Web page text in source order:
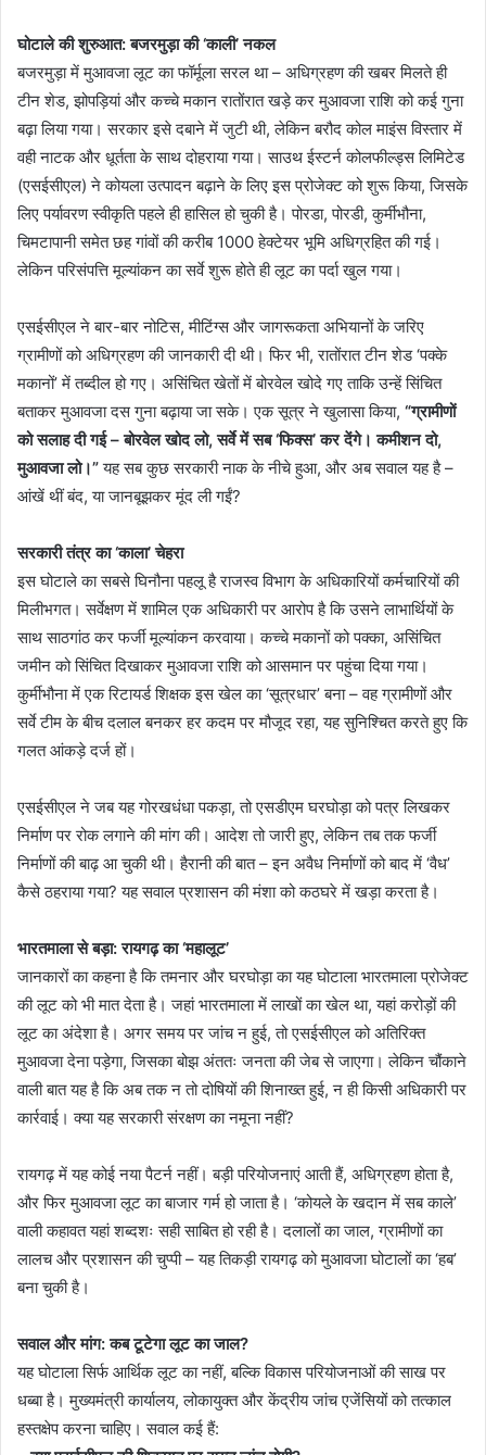
घोटाले की शुरुआत: बजरमुड़ा की ‘काली’ नकल
बजरमुड़ा में मुआवजा लूट का फॉर्मूला सरल था – अधिग्रहण की खबर मिलते ही
टीन शेड, झोपड़ियां और कच्चे मकान रातोंरात खड़े कर मुआवजा राशि को कई गुना
बढ़ा लिया गया। सरकार इसे दबाने में जुटी थी, लेकिन बरौद कोल माइंस विस्तार में
वही नाटक और धूर्तता के साथ दोहराया गया। साउथ ईस्टर्न कोलफील्ड्स लिमिटेड
(एसईसीएल) ने कोयला उत्पादन बढ़ाने के लिए इस प्रोजेक्ट को शुरू किया, जिसके
लिए पर्यावरण स्वीकृति पहले ही हासिल हो चुकी है। पोरडा, पोरडी, कुर्मीभौना,
चिमटापानी समेत छह गांवों की करीब 1000 हेक्टेयर भूमि अधिग्रहित की गई।
लेकिन परिसंपत्ति मूल्यांकन का सर्वे शुरू होते ही लूट का पर्दा खुल गया।
एसईसीएल ने बार-बार नोटिस, मीटिंग्स और जागरूकता अभियानों के जरिए
ग्रामीणों को अधिग्रहण की जानकारी दी थी। फिर भी, रातोंरात टीन शेड ‘पक्के
मकानों’ में तब्दील हो गए। असिंचित खेतों में बोरवेल खोदे गए ताकि उन्हें सिंचित
बताकर मुआवजा दस गुना बढ़ाया जा सके। एक सूत्र ने खुलासा किया, “ग्रामीणों
को सलाह दी गई – बोरवेल खोद लो, सर्वे में सब ‘फिक्स’ कर देंगे। कमीशन दो,
मुआवजा लो।”यह सब कुछ सरकारी नाक के नीचे हुआ, और अब सवाल यह है –
आंखें थीं बंद, या जानबूझकर मूंद ली गईं?
सरकारी तंत्र का ‘काला’ चेहरा
इस घोटाले का सबसे घिनौना पहलू है राजस्व विभाग के अधिकारियों कर्मचारियों की
मिलीभगत। सर्वेक्षण में शामिल एक अधिकारी पर आरोप है कि उसने लाभार्थियों के
साथ साठगांठ कर फर्जी मूल्यांकन करवाया। कच्चे मकानों को पक्का, असिंचित
जमीन को सिंचित दिखाकर मुआवजा राशि को आसमान पर पहुंचा दिया गया।
कुर्मीभौना में एक रिटायर्ड शिक्षक इस खेल का ‘सूत्रधार’ बना – वह ग्रामीणों और
सर्वे टीम के बीच दलाल बनकर हर कदम पर मौजूद रहा, यह सुनिश्चित करते हुए कि
गलत आंकड़े दर्ज हों।
एसईसीएल ने जब यह गोरखधंधा पकड़ा, तो एसडीएम घरघोड़ा को पत्र लिखकर
निर्माण पर रोक लगाने की मांग की। आदेश तो जारी हुए, लेकिन तब तक फर्जी
निर्माणों की बाढ़ आ चुकी थी। हैरानी की बात – इन अवैध निर्माणों को बाद में ‘वैध’
कैसे ठहराया गया? यह सवाल प्रशासन की मंशा को कठघरे में खड़ा करता है।
भारतमाला से बड़ा: रायगढ़ का ‘महालूट’
जानकारों का कहना है कि तमनार और घरघोड़ा का यह घोटाला भारतमाला प्रोजेक्ट
की लूट को भी मात देता है। जहां भारतमाला में लाखों का खेल था, यहां करोड़ों की
लूट का अंदेशा है। अगर समय पर जांच न हुई, तो एसईसीएल को अतिरिक्त
मुआवजा देना पड़ेगा, जिसका बोझ अंततः जनता की जेब से जाएगा। लेकिन चौंकाने
वाली बात यह है कि अब तक न तो दोषियों की शिनाख्त हुई, न ही किसी अधिकारी पर
कार्रवाई। क्या यह सरकारी संरक्षण का नमूना नहीं?
रायगढ़ में यह कोई नया पैटर्न नहीं। बड़ी परियोजनाएं आती हैं, अधिग्रहण होता है,
और फिर मुआवजा लूट का बाजार गर्म हो जाता है। ‘कोयले के खदान में सब काले’
वाली कहावत यहां शब्दशः सही साबित हो रही है। दलालों का जाल, ग्रामीणों का
लालच और प्रशासन की चुप्पी – यह तिकड़ी रायगढ़ को मुआवजा घोटालों का ‘हब’
बना चुकी है।
सवाल और मांग: कब टूटेगा लूट का जाल?
यह घोटाला सिर्फ आर्थिक लूट का नहीं, बल्कि विकास परियोजनाओं की साख पर
धब्बा है। मुख्यमंत्री कार्यालय, लोकायुक्त और केंद्रीय जांच एजेंसियों को तत्काल
हस्तक्षेप करना चाहिए। सवाल कई हैं: